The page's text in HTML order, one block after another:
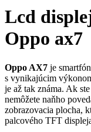
Lcd
Oppo ax7
Oppo AX7 je
s vynikajúcim
je až tak známa. Ak
nemôžete naňho
zobrazovacia plocha,
palcového TFT